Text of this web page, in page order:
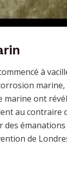
à
ont
au contraire
des
de